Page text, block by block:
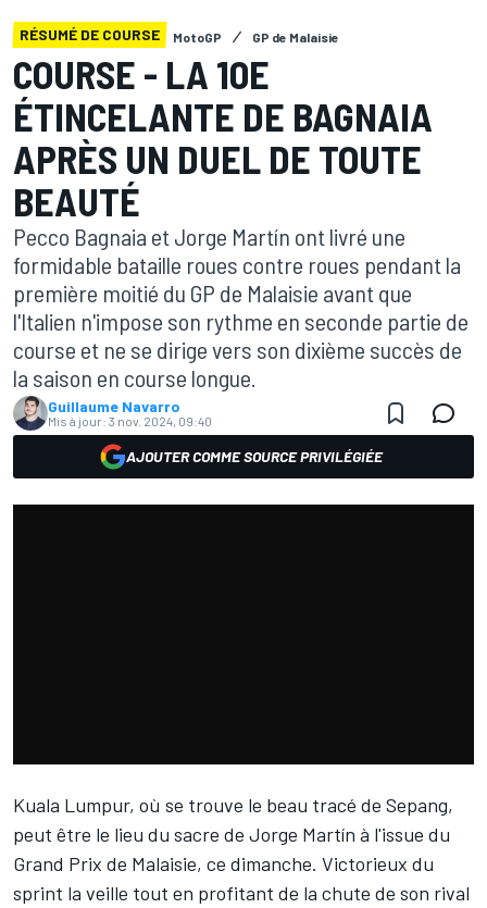
RÉSUMÉ DE COURSE MotoGP GP de Malaisie
COURSE - LA 10E
ÉTINCELANTE DE BAGNAIA
APRÈS UN DUEL DE TOUTE
BEAUTÉ
Pecco Bagnaia et Jorge Martín ont livré une
formidable bataille roues contre roues pendant la
première moitié du GP de Malaisie avant que
l'Italien n'impose son rythme en seconde partie de
course et ne se dirige vers son dixième succès de
la saison en course longue.
Guillaume Navarro
Mis à jour: 3 nov. 2024, 09:40
AJOUTER COMME SOURCE PRIVILÉGIÉE
Kuala Lumpur, où se trouve le beau tracé de Sepang,
peut être le lieu du sacre de Jorge Martín à l'issue du
Grand Prix de Malaisie, ce dimanche. Victorieux du
sprint la veille tout en profitant de la chute de son rival